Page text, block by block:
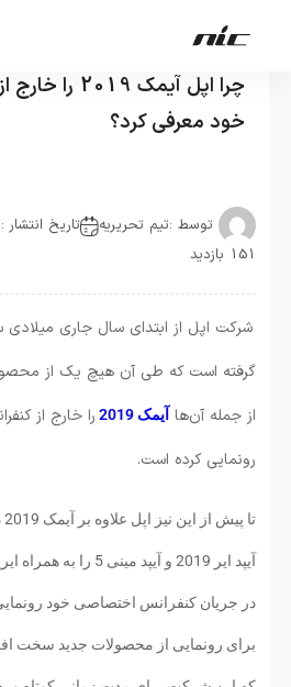
چرا اپل آیمک
خود معرفی کرد؟
توسط :تیم تحریریه تاریخ انتشار : 2019-04-06
151 بازدید
شرکت اپل از ابتدای سال جاری
گرفته است که طی آن هیچ یک از
از جمله آن‌ها آیمک 2019
را خارج از
رونمایی کرده است.
در جریان کنفرانس اختصاصی خود
برای رونمایی از محصولات جدید سخت